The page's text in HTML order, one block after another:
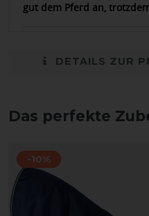
gut dem Pferd an,
DETAILS ZUR
Das perfekte
-10%